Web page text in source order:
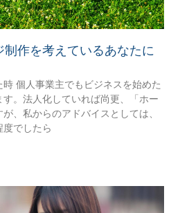
作を考えているあなたに
個人事業主でもビジネスを始めた
。法人化していれば尚更、「ホー
、私からのアドバイスとしては、
度でしたら